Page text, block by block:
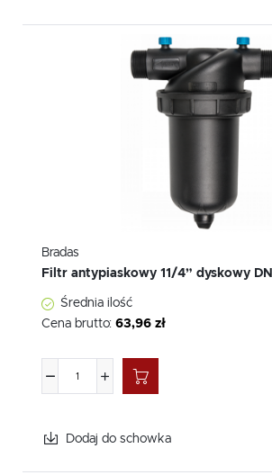
Bradas
Filtr antypiaskowy 11/4” dyskowy
Średnia ilość
Cena brutto: 63,96 zł
Dodaj do schowka